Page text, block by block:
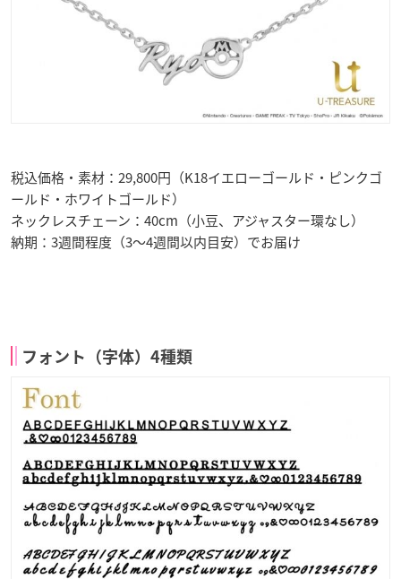
税込価格・素材：29,800円（K18イエローゴールド・ピンクゴ
ールド・ホワイトゴールド）
ネックレスチェーン：40cm（小豆、アジャスター環なし）
納期：3週間程度（3～4週間以内目安）でお届け
フォント（字体）4種類